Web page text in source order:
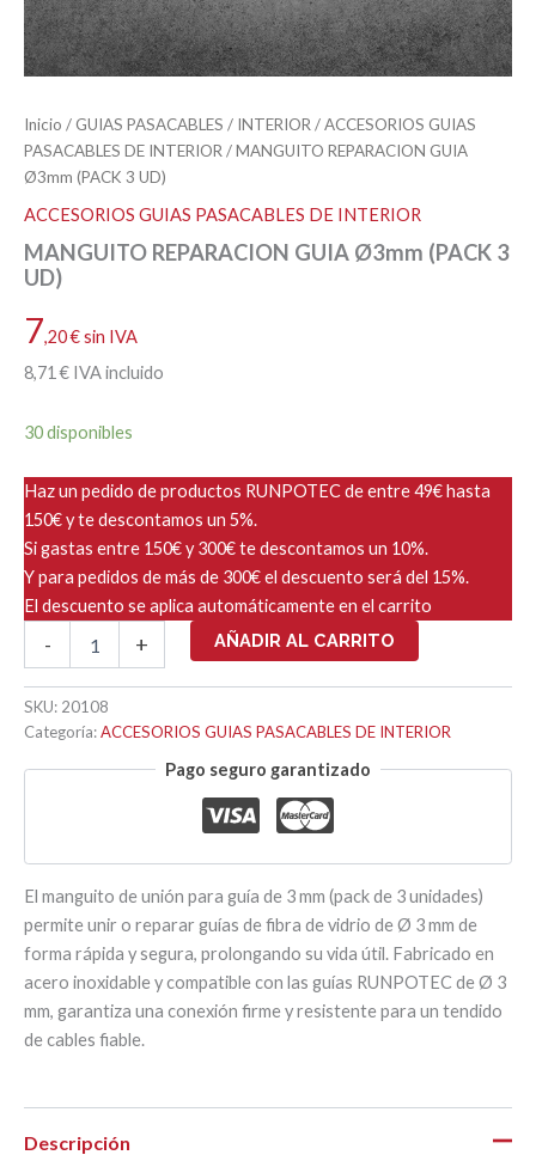
Inicio / GUIAS PASACABLES / INTERIOR /ACCESORIOS GUIAS
PASACABLES DE INTERIOR / MANGUITO REPARACION GUIA
Ø3mm (PACK 3 UD)
ACCESORIOS GUIAS PASACABLES DE INTERIOR
MANGUITO REPARACION GUIA Ø3mm (PACK 3
UD)
7,20€sin IVA
8,71 € IVA incluido
30 disponibles
Haz un pedido de productos RUNPOTEC de entre 49€ hasta
150€ y te descontamos un 5%.
Si gastas entre 150€ y 300€ te descontamos un 10%.
Y para pedidos de más de 300€ el descuento será del 15%.
El descuento se aplica automáticamente en el carrito
-
REPARACION
Ø3mm
(PACK
UD)
+ AÑADIR AL CARRITO
SKU: 20108
Categoría:ACCESORIOS GUIAS PASACABLES DE INTERIOR
Pago seguro garantizado
El manguito de unión para guía de 3 mm (pack de 3 unidades)
permite unir o reparar guías de fibra de vidrio de Ø 3 mm de
forma rápida y segura, prolongando su vida útil. Fabricado en
acero inoxidable y compatible con las guías RUNPOTEC de Ø 3
mm, garantiza una conexión firme y resistente para un tendido
de cables fiable.
Descripción